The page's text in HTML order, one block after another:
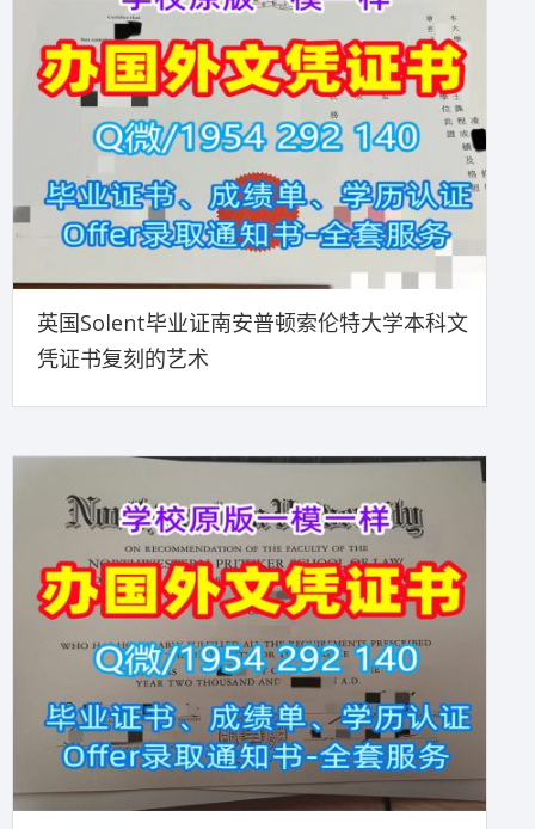
英国Solent毕业证南安普顿索伦特大学本科文
凭证书复刻的艺术